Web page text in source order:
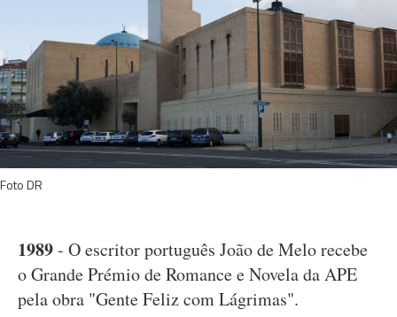
Foto DR
1989- O escritor português João de Melo recebe
o Grande Prémio de Romance e Novela da APE
pela obra "Gente Feliz com Lágrimas".